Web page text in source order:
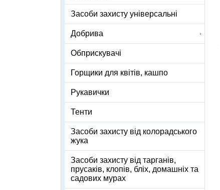
Засоби захисту універсальні
Добрива
Обприскувачі
Горщики для квітів, кашпо
Рукавички
Тенти
Засоби захисту від колорадського
жука
Засоби захисту від тарганів,
прусаків, клопів, бліх, домашніх та
садових мурах